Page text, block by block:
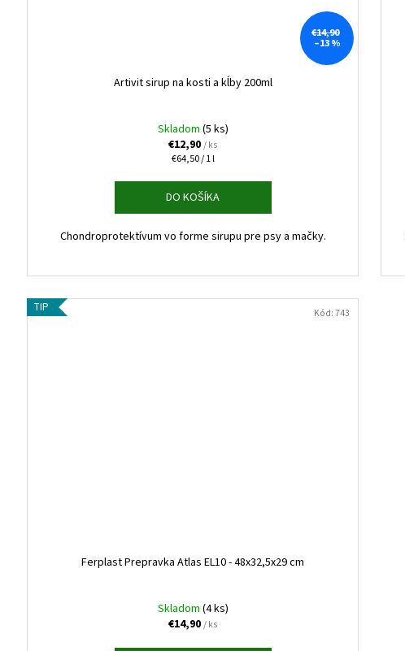
€14,90
–13 %
Artivit sirup na kosti a kĺby 200ml
Skladom (5 ks)
€12,90/ ks
Jednotková
€64,50 / 1 l
DO KOŠÍKA
Chondroprotektívum vo forme sirupu pre psy a mačky.
TIP
Ferplast Prepravka Atlas EL10 - 48x32,5x29 cm
Skladom (4 ks)
€14,90/ ks
Kód:743